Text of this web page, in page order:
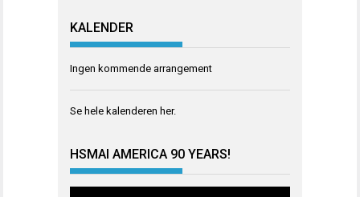
KALENDER
Ingen kommende arrangement
Se hele kalenderen her.
HSMAI AMERICA 90 YEARS!